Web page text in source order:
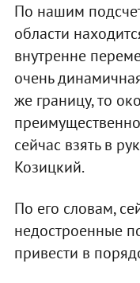
По нашим
области
внутренне
очень
же границу, то
сейчас взять в
Козицкий.
По его словам,
недостроенные
привести в